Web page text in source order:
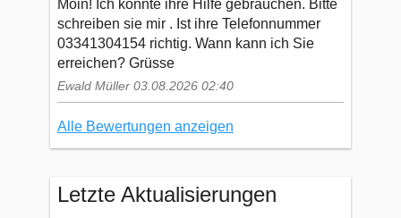
Moin! Ich könnte ihre Hilfe gebrauchen. Bitte
schreiben sie mir . Ist ihre Telefonnummer
03341304154 richtig. Wann kann ich Sie
erreichen? Grüsse
Ewald Müller 03.08.2026 02:40
Alle Bewertungen anzeigen
Letzte Aktualisierungen